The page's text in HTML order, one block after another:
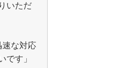
いただ
速な対応
です」